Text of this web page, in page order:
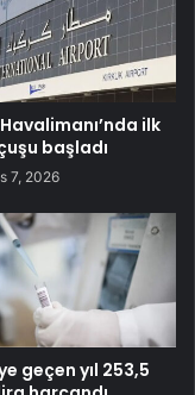
ilk
başladı
7, 2026
geçen yıl 253,5